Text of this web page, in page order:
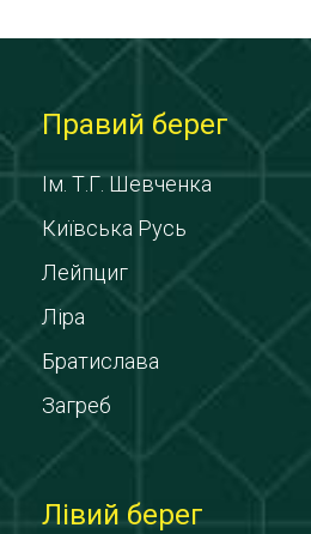
Правий берег
Ім. Т.Г. Шевченка
Київська Русь
Лейпциг
Ліра
Братислава
Загреб
Лівий берег